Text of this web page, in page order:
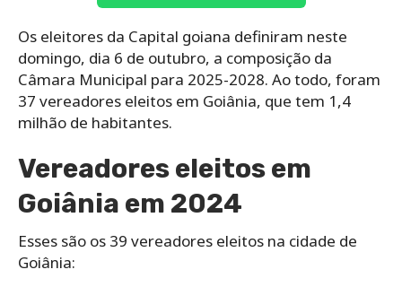
Os eleitores da Capital goiana definiram neste
domingo, dia 6 de outubro, a composição da
Câmara Municipal para 2025-2028. Ao todo, foram
37 vereadores eleitos em Goiânia, que tem 1,4
milhão de habitantes.
Vereadores eleitos em
Goiânia em 2024
Esses são os 39 vereadores eleitos na cidade de
Goiânia: